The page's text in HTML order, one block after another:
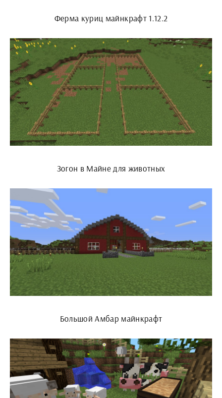
Ферма куриц майнкрафт 1.12.2
Зогон в Майне для животных
Большой Амбар майнкрафт